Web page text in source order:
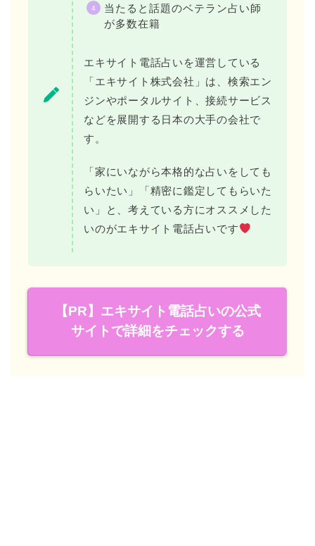
当たると話題のベテラン占い師
が多数在籍
エキサイト電話占いを運営している
「エキサイト株式会社」は、検索エン
ジンやポータルサイト、接続サービス
などを展開する日本の大手の会社で
す。
「家にいながら本格的な占いをしても
らいたい」「精密に鑑定してもらいた
い」と、考えている方にオススメした
いのがエキサイト電話占いです
【PR】エキサイト電話占いの公式
サイトで詳細をチェックする